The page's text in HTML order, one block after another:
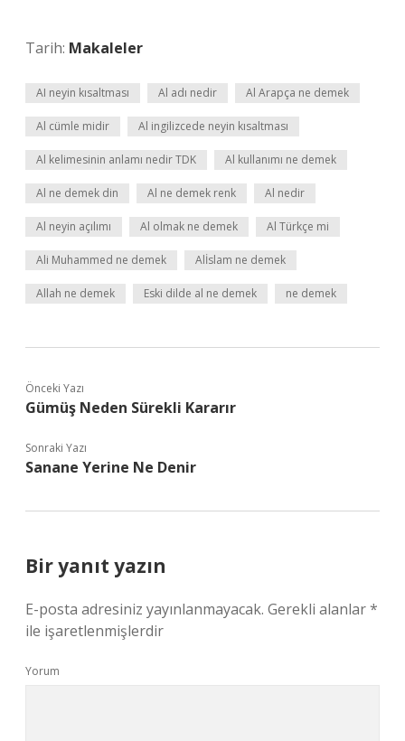
Tarih: Makaleler
AI neyin kısaltması Al adı nedir Al Arapça ne demek
Al cümle midir Al ingilizcede neyin kısaltması
Al kelimesinin anlamı nedir TDK Al kullanımı ne demek
Al ne demek din Al ne demek renk Al nedir
Al neyin açılımı Al olmak ne demek Al Türkçe mi
Ali Muhammed ne demek Alİslam ne demek
Allah ne demek Eski dilde al ne demek ne demek
Önceki Yazı
Gümüş Neden Sürekli Kararır
Sonraki Yazı
Sanane Yerine Ne Denir
Bir yanıt yazın
E-posta adresiniz yayınlanmayacak. Gerekli alanlar*
ile işaretlenmişlerdir
Yorum